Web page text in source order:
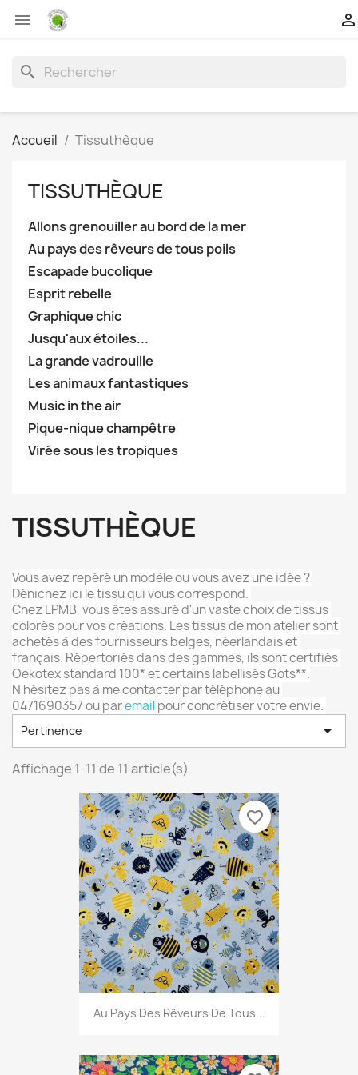
 
search
Accueil Tissuthèque
TISSUTHÈQUE
Allons grenouiller au bord de la mer
Au pays des rêveurs de tous poils
Escapade bucolique
Esprit rebelle
Graphique chic
Jusqu'aux étoiles...
La grande vadrouille
Les animaux fantastiques
Music in the air
Pique-nique champêtre
Virée sous les tropiques
TISSUTHÈQUE
Vous avez repéré un modèle ou vous avez une idée ?
Dénichez ici le tissu qui vous correspond.
Chez LPMB, vous êtes assuré d'un vaste choix de tissus
colorés pour vos créations. Les tissus de mon atelier sont
achetés à des fournisseurs belges, néerlandais et
français. Répertoriés dans des gammes, i
Oekotex standard 100* et certains labellisés Gots**.
N'hésitez pas à me contacter par téléphone au
0471690357 ou par email pour concrétiser votre envie.
Pertinence 
Affichage 1-11 de 11 article(s)
Au Pays Des Rêveurs De Tous...
favorite_border